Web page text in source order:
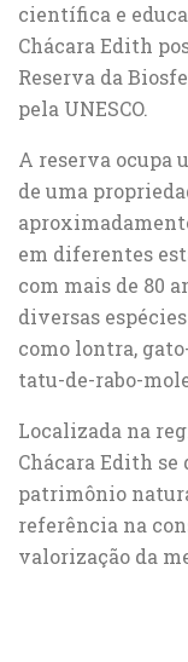
científica e
Chácara Edith
Reserva da
pela UNESCO.
A reserva ocupa
de uma
em diferentes
com mais de 80
diversas
como lontra,
tatu-de-rabo-
Localizada na
Chácara Edith
patrimônio
referência na
valorização da